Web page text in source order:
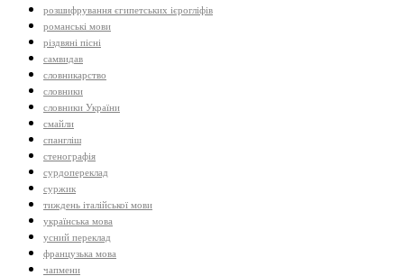
розшифрування єгипетських ієрогліфів
романські мови
різдвяні пісні
самвидав
словникарство
словники
словники України
смайли
спангліш
стенографія
сурдопереклад
суржик
тиждень італійської мови
українська мова
усний переклад
французька мова
чапмени